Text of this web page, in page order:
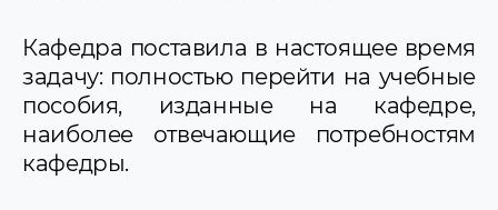
Кафедра поставила в настоящее время
задачу: полностью перейти на учебные
пособия, изданные на кафедре,
наиболее отвечающие потребностям
кафедры.